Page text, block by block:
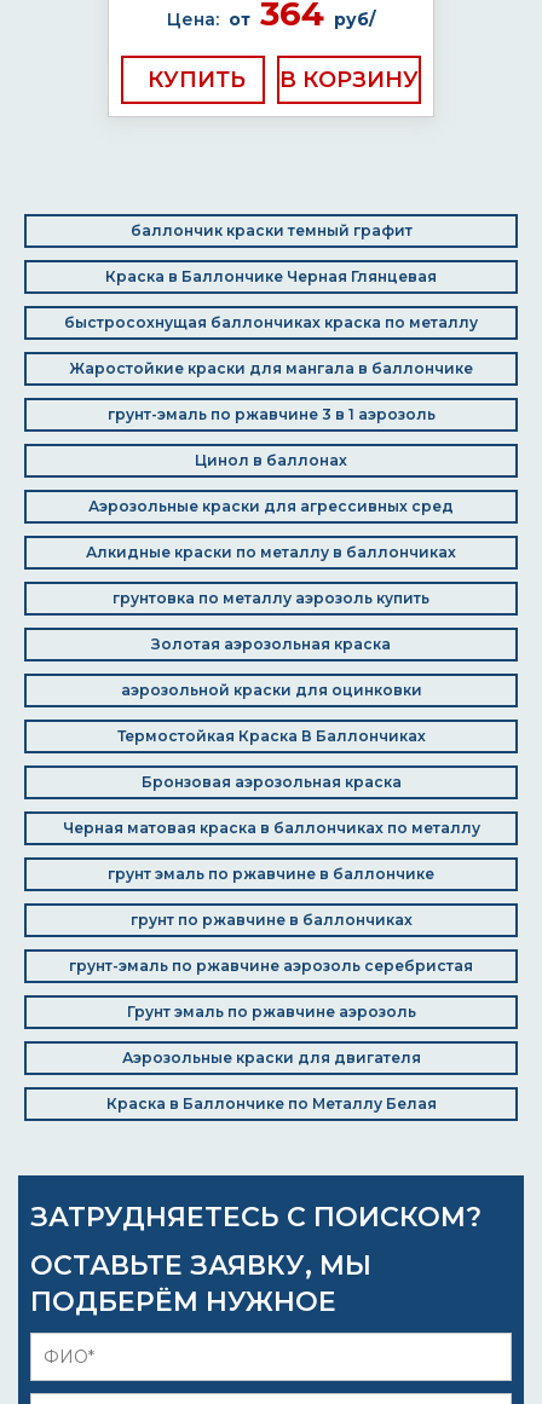
Цена: от 364 руб/
КУПИТЬ
баллончик краски темный графит
Краска в Баллончике Черная Глянцевая
быстросохнущая баллончиках краска по металлу
Жаростойкие краски для мангала в баллончике
грунт-эмаль по ржавчине 3 в 1 аэрозоль
Цинол в баллонах
Аэрозольные краски для агрессивных сред
Алкидные краски по металлу в баллончиках
грунтовка по металлу аэрозоль купить
Золотая аэрозольная краска
аэрозольной краски для оцинковки
Термостойкая Краска В Баллончиках
Бронзовая аэрозольная краска
Черная матовая краска в баллончиках по металлу
грунт эмаль по ржавчине в баллончике
грунт по ржавчине в баллончиках
грунт-эмаль по ржавчине аэрозоль серебристая
Грунт эмаль по ржавчине аэрозоль
Аэрозольные краски для двигателя
Краска в Баллончике по Металлу Белая
ЗАТРУДНЯЕТЕСЬ С ПОИСКОМ?
ОСТАВЬТЕ ЗАЯВКУ, МЫ
ПОДБЕРЁМ НУЖНОЕ